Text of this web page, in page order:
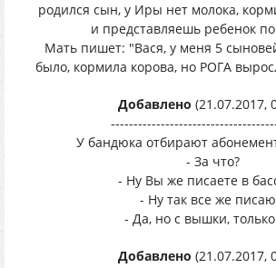
родился сын, у Иры нет молока,
и представляешь ребенок
Мать пишет: "Вася, у меня 5
было, кормила корова, но РОГА
Добавлено (21.07.2017,
У бандюка отбирают
- За что?
- Ну Вы же писаете в
- Ну так все же
- Да, но с вышки,
Добавлено (21.07.2017,